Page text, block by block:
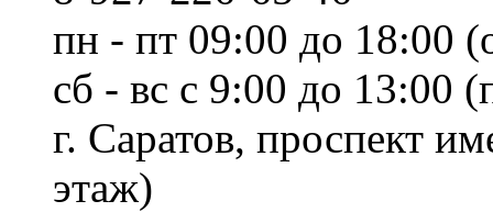
пн - пт 09:00 до 18:00
сб - вс с 9:00 до 13:00
г. Саратов, проспект
этаж)